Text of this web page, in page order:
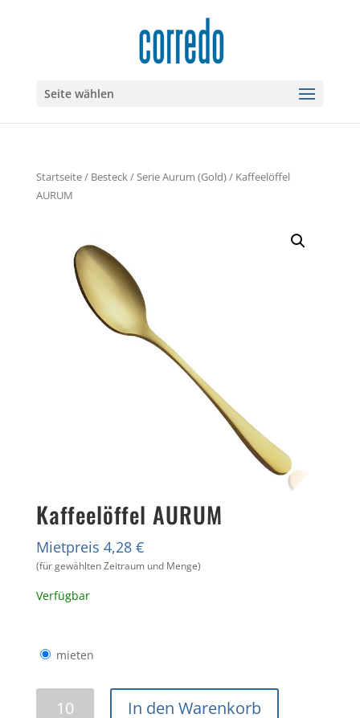
Seite wählen
Startseite/ Besteck/Serie Aurum (Gold)/ Kaffeelöffel
AURUM
Kaffeelöffel AURUM
Mietpreis 4,28 €
(für gewählten Zeitraum und Menge)
Verfügbar
mieten
In den Warenkorb